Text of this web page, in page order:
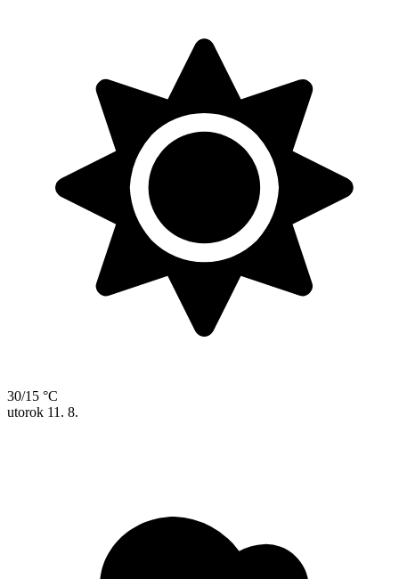
30/15 °C
utorok 11. 8.